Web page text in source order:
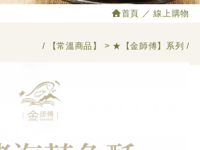
首頁 線上購物
【常溫商品】 ★【金師傅】系列
追蹤清單